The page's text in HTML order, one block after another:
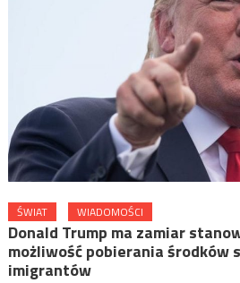
ŚWIAT WIADOMOŚCI
Donald Trump ma zamiar
możliwość pobierania środków
imigrantów